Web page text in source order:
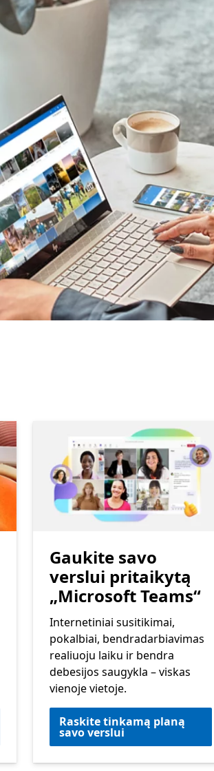
Gaukite savo
verslui pritaikytą
„Microsoft Teams“
Internetiniai susitikimai,
pokalbiai, bendradarbiavimas
realiuoju laiku ir bendra
debesijos saugykla – viskas
vienoje vietoje.
Raskite tinkamą planą
savo verslui